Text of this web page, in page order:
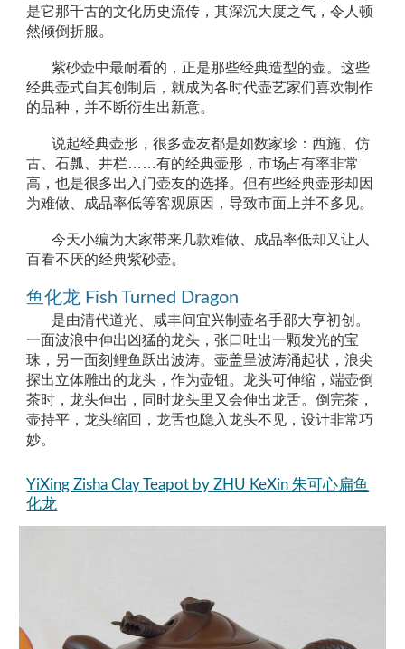
是它那千古的文化历史流传，其深沉大度之气，令人顿
然倾倒折服。
紫砂壶中最耐看的，正是那些经典造型的壶。这些
经典壶式自其创制后，就成为各时代壶艺家们喜欢制作
的品种，并不断衍生出新意。
说起经典壶形，很多壶友都是如数家珍：西施、仿
古、石瓢、井栏……有的经典壶形，市场占有率非常
高，也是很多出入门壶友的选择。但有些经典壶形却因
为难做、成品率低等客观原因，导致市面上并不多见。
今天小编为大家带来几款难做、成品率低却又让人
百看不厌的经典紫砂壶。
鱼化龙 Fish Turned Dragon
是由清代道光、咸丰间宜兴制壶名手邵大亨初创。
一面波浪中伸出凶猛的龙头，张口吐出一颗发光的宝
珠，另一面刻鲤鱼跃出波涛。壶盖呈波涛涌起状，浪尖
探出立体雕出的龙头，作为壶钮。龙头可伸缩，端壶倒
茶时，龙头伸出，同时龙头里又会伸出龙舌。倒完茶，
壶持平，龙头缩回，龙舌也隐入龙头不见，设计非常巧
妙。
YiXing Zisha Clay Teapot by ZHU KeXin 朱可心扁鱼
化龙